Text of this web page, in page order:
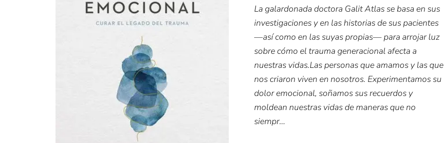
La galardonada doctora Galit Atlas se basa en sus
investigaciones y en las historias de sus pacientes
—así como en las suyas propias— para arrojar luz
sobre cómo el trauma generacional afecta a
nuestras vidas.Las personas que amamos y las que
nos criaron viven en nosotros. Experimentamos su
dolor emocional, soñamos sus recuerdos y
moldean nuestras vidas de maneras que no
siempr...